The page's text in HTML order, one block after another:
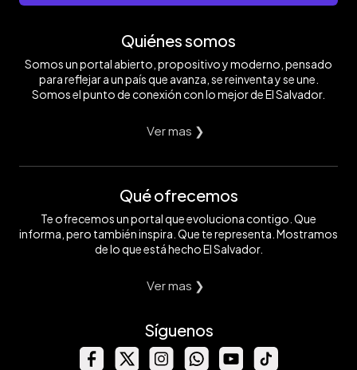
Quiénes somos
Somos un portal abierto, propositivo y moderno, pensado
para reflejar a un país que avanza, se reinventa y se une.
Somos el punto de conexión con lo mejor de El Salvador.
Ver mas ❯
Qué ofrecemos
Te ofrecemos un portal que evoluciona contigo. Que
informa, pero también inspira. Que te representa. Mostramos
de lo que está hecho El Salvador.
Ver mas ❯
Síguenos